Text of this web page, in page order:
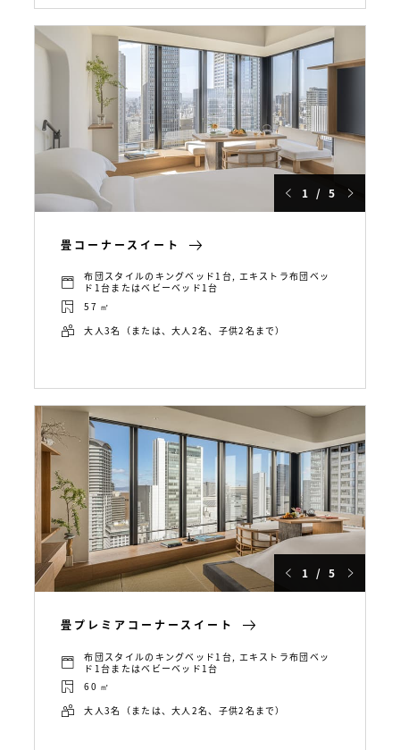
1 / 5
畳コーナースイート
布団スタイルのキングベッド1台, エキストラ布団ベッ
ド1台またはベビーベッド1台
57 ㎡
大人3名（または、大人2名、子供2名まで）
1 / 5
畳プレミアコーナースイート
布団スタイルのキングベッド1台, エキストラ布団ベッ
ド1台またはベビーベッド1台
60 ㎡
大人3名（または、大人2名、子供2名まで）